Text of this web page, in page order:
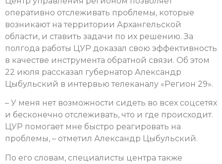
оперативно отслеживать проблемы, которые
возникают на территории Архангельской
области, и ставить задачи по их решению. За
полгода работы ЦУР доказал свою эффективность
в качестве инструмента обратной связи. Об этом
22 июля рассказал губернатор Александр
Цыбульский в интервью телеканалу «Регион 29».
– У меня нет возможности сидеть во всех соцсетях
и бесконечно отслеживать, что и где происходит.
ЦУР помогает мне быстро реагировать на
проблемы, – отметил Александр Цыбульский.
По его словам, специалисты центра также